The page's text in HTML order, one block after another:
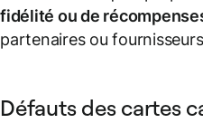
fidélité ou de
partenaires ou
Défauts des cartes